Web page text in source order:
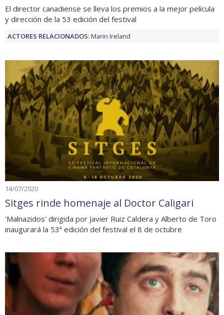
El director canadiense se lleva los premios a la mejor película
y dirección de la 53 edición del festival
ACTORES RELACIONADOS:Marin Ireland
14/07/2020
Sitges rinde homenaje al Doctor Caligari
'Malnazidos' dirigida por Javier Ruiz Caldera y Alberto de Toro
inaugurará la 53ª edición del festival el 8 de octubre